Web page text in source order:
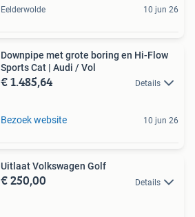
Eelderwolde 10 jun 26
Downpipe met grote boring en Hi-Flow
Sports Cat | Audi / Vol
€ 1.485,64 Details
Bezoek website 10 jun 26
Uitlaat Volkswagen Golf
€ 250,00 Details